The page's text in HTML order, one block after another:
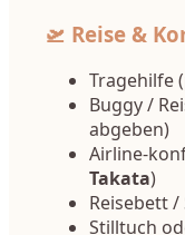
🛫 Reise &
Tragehilfe
Buggy /
abgeben)
Airline-
Takata)
Reisebett
Stilltuch